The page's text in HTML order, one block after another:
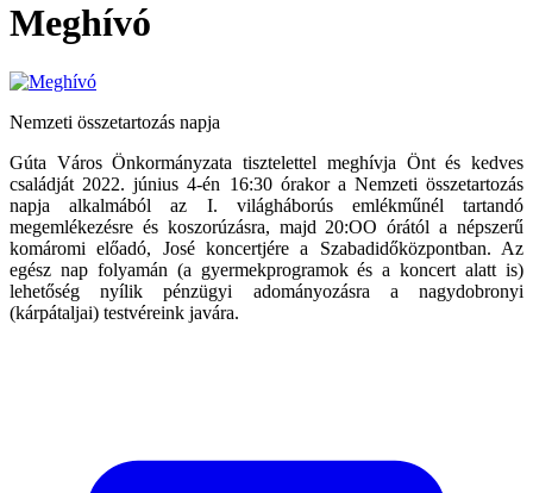
Meghívó
Nemzeti összetartozás napja
Gúta Város Önkormányzata tisztelettel meghívja Önt és kedves
családját 2022. június 4-én 16:30 órakor a Nemzeti összetartozás
napja alkalmából az I. világháborús emlékműnél tartandó
megemlékezésre és koszorúzásra, majd 20:OO órától a népszerű
komáromi előadó, José koncertjére a Szabadidőközpontban. Az
egész nap folyamán (a gyermekprogramok és a koncert alatt is)
lehetőség nyílik pénzügyi adományozásra a nagydobronyi
(kárpátaljai) testvéreink javára.